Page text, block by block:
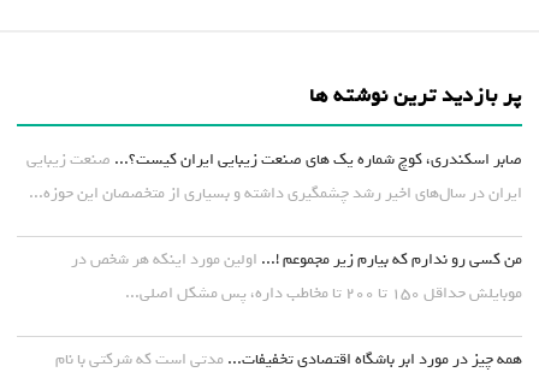
پر بازدید ترین نوشته ها
صابر اسکندری، کوچ شماره یک های صنعت زیبایی ایران کیست؟... صنعت زیبایی
ایران در سال‌های اخیر رشد چشمگیری داشته و بسیاری از متخصصان این حوزه...
من کسی رو ندارم که بیارم زیر مجموعم !... اولین مورد اینکه هر شخص در
موبایلش حداقل ۱۵۰ تا ۲۰۰ تا مخاطب داره، پس مشکل اصلی...
همه چیز در مورد ابر باشگاه اقتصادی تخفیفات... مدتی است که شرکتی با نام